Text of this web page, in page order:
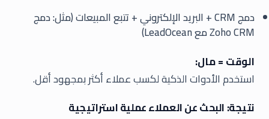
دمج CRM + البريد الإلكتروني + تتبع المبيعات (مثل: دمج
Zoho CRM مع LeadOcean)
الوقت = مال:
استخدم الأدوات الذكية لكسب عملاء أكثر بمجهود أقل.
نتيجة: البحث عن العملاء عملية استراتيجية